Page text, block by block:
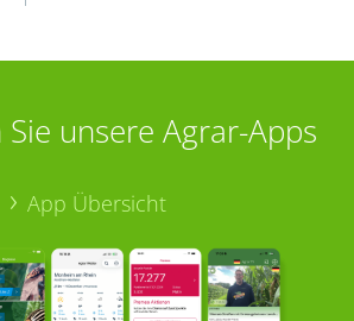
Sie unsere Agrar-Apps
App Übersicht